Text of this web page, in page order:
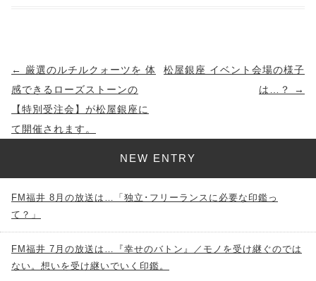
投
稿
ナ
ビ
← 厳選のルチルクォーツを 体
感できるローズストーンの
【特別受注会】が松屋銀座に
て開催されます。
松屋銀座 イベント会場の様子
は…？
→
NEW ENTRY
FM福井 8月の放送は…「独立･フリーランスに必要な印鑑っ
て？」
FM福井 7月の放送は…『幸せのバトン』／モノを受け継ぐのでは
ない。想いを受け継いでいく印鑑。